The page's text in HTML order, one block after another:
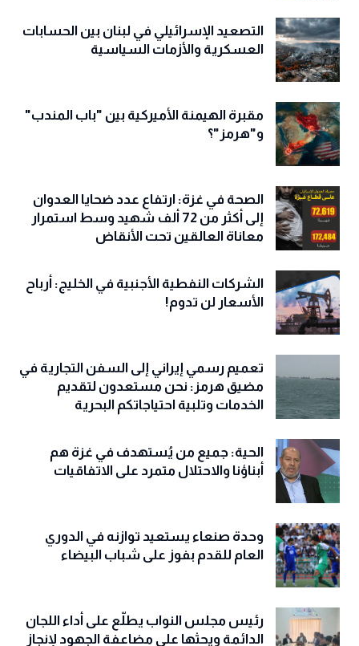
التصعيد الإسرائيلي في لبنان بين الحسابات
العسكرية والأزمات السياسية
مقبرة الهيمنة الأميركية بين "باب المندب"
و"هرمز"؟
الصحة في غزة: ارتفاع عدد ضحايا العدوان
إلى أكثر من 72 ألف شهيد وسط استمرار
معاناة العالقين تحت الأنقاض
الشركات النفطية الأجنبية في الخليج: أرباح
الأسعار لن تدوم!
تعميم رسمي إيراني إلى السفن التجارية في
مضيق هرمز: نحن مستعدون لتقديم
الخدمات وتلبية احتياجاتكم البحرية
الحية: جميع من يُستهدف في غزة هم
أبناؤنا والاحتلال متمرد على الاتفاقيات
وحدة صنعاء يستعيد توازنه في الدوري
العام للقدم بفوز على شباب البيضاء
رئيس مجلس النواب يطلّع على أداء اللجان
الدائمة ويحثها على مضاعفة الجهود لإنجاز